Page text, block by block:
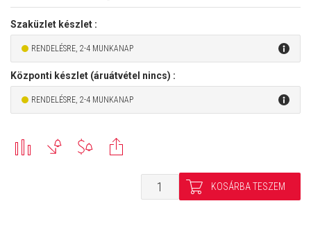
Szaküzlet készlet :
RENDELÉSRE, 2-4 MUNKANAP
Központi készlet (áruátvétel nincs) :
RENDELÉSRE, 2-4 MUNKANAP